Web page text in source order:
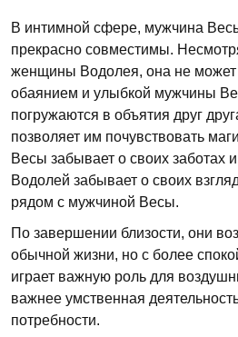
В интимной сфере, мужчина
прекрасно совместимы.
женщины Водолея, она не может
обаянием и улыбкой мужчины
погружаются в объятия друг
позволяет им почувствовать
Весы забывает о своих заботах
Водолей забывает о своих
рядом с мужчиной Весы.
По завершении близости, они
обычной жизни, но с более
играет важную роль для
важнее умственная
потребности.